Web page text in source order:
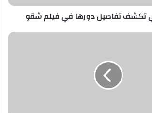
تكشف تفاصيل دورها في فيلم شقو